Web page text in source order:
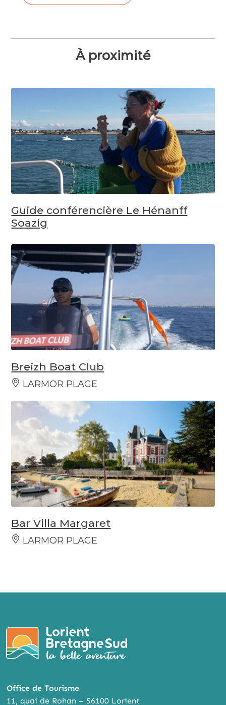
À proximité
Guide conférencière Le Hénanff
Soazig
Breizh Boat Club
LARMOR PLAGE
Bar Villa Margaret
LARMOR PLAGE
Office de Tourisme
11, quai de Rohan – 56100 Lorient